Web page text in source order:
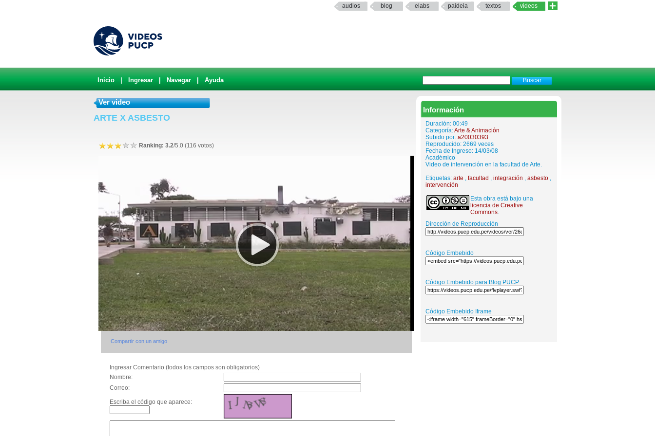
audios blog elabs paideia textos videos
Inicio Ingresar Navegar Ayuda
Información
Duración: 00:49
Categoría:Arte & Animación
Subido por: a20030393
Reproducido: 2669 veces
Fecha de Ingreso: 14/03/08
Académico
Video de intervención en la facultad de Arte.
Etiquetas: arte , facultad , integración , asbesto ,
intervención
Esta obra está bajo una
licencia de Creative
Commons.
Dirección de Reproducción
Código Embebido
Código Embebido para Blog PUCP
Código Embebido Iframe
Ver video
ARTE X ASBESTO
Ranking: 3.2/5.0 (116 votos)
Compartir con un amigo
Ingresar Comentario (todos los campos son obligatorios)
Nombre:
Correo:
Escriba el código que aparece: